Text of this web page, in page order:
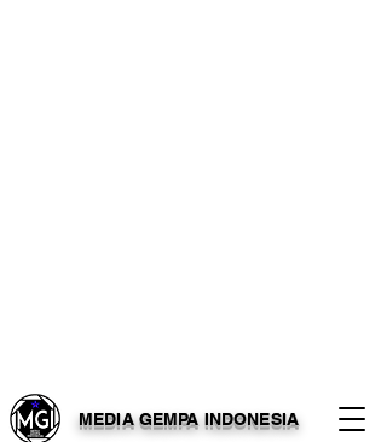
MEDIA GEMPA INDONESIA